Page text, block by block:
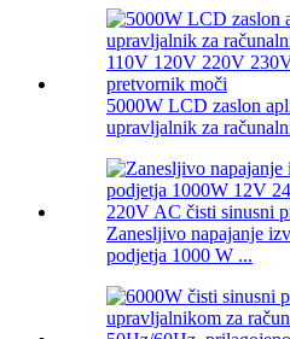
5000W LCD zaslon
upravljalnik za
Zanesljivo napajanje
podjetja 1000 W ...